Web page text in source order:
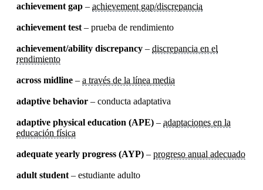
achievement gap – achievement gap/discrepancia
achievement test – prueba de rendimiento
achievement/ability discrepancy – discrepancia en el
rendimiento
across midline – a través de la línea media
adaptive behavior – conducta adaptativa
adaptive physical education (APE) – adaptaciones en la
educación física
adequate yearly progress (AYP) – progreso anual adecuado
adult student – estudiante adulto